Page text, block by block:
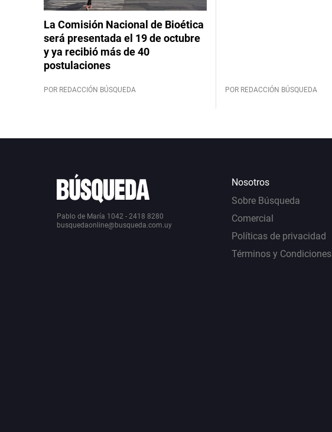
La Comisión Nacional de Bioética
será presentada el 19 de octubre
y ya recibió más de 40
postulaciones
POR REDACCIÓN BÚSQUEDA POR REDACCIÓN BÚSQUEDA
Pablo de María 1042 - 2418 8280
busquedaonline@busqueda.com.uy
Nosotros
Sobre Búsqueda
Comercial
Políticas de privacidad
Términos y Condiciones